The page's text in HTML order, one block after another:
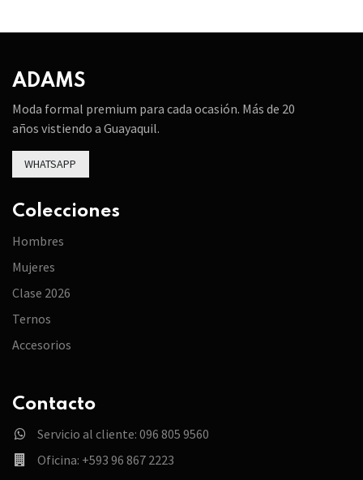
ADAMS
Moda formal premium para cada ocasión. Más de 20
años vistiendo a Guayaquil.
WHATSAPP
Colecciones
Hombres
Mujeres
Clase 2026
Ternos
Accesorios
Contacto
Servicio al cliente: 096 805 9560
Oficina: +593 96 867 2223